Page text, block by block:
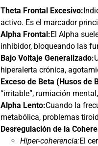
Theta Frontal Excesivo:
activo. Es el marcador
Alpha Frontal:El Alpha
inhibidor, bloqueando las
Bajo Voltaje Generalizado:
hiperalerta crónica,
Exceso de Beta (Husos de
“irritable”, rumiación
Alpha Lento:Cuando la
metabólica, problemas
Desregulación de la
Hiper-coherencia:El